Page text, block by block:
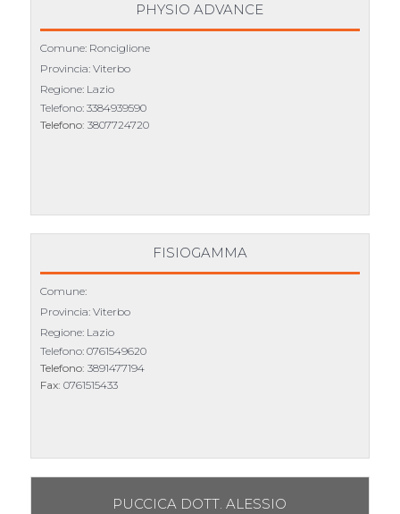
PHYSIO ADVANCE
Comune: Ronciglione
Provincia: Viterbo
Regione: Lazio
Telefono: 3384939590
Telefono: 3807724720
FISIOGAMMA
Comune:
Provincia: Viterbo
Regione: Lazio
Telefono: 0761549620
Telefono: 3891477194
Fax: 0761515433
PUCCICA DOTT. ALESSIO